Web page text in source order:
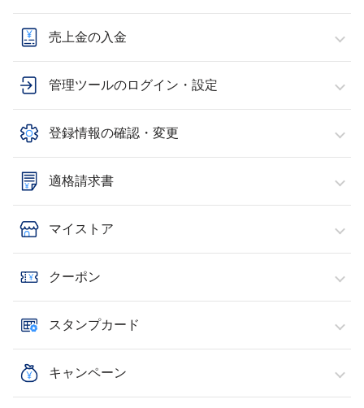
売上金の入金
管理ツールのログイン・設定
登録情報の確認・変更
適格請求書
マイストア
クーポン
スタンプカード
キャンペーン